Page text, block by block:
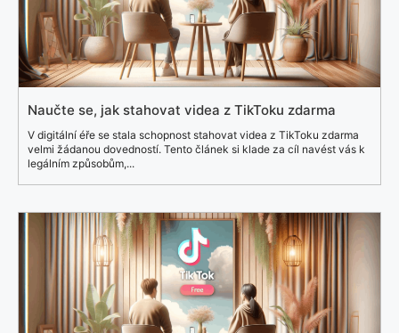
Naučte se, jak stahovat videa z TikToku zdarma
V digitální éře se stala schopnost stahovat videa z TikToku zdarma
velmi žádanou dovedností. Tento článek si klade za cíl navést vás k
legálním způsobům,...